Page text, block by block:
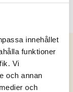
innehållet
funktioner
Vi
och annan
och